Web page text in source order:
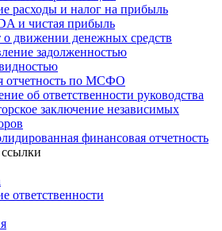
расходы и налог на прибыль
и чистая прибыль
о движении денежных средств
задолженностью
отчетность по МСФО
об ответственности руководства
заключение независимых
финансовая отчетность
ответственности